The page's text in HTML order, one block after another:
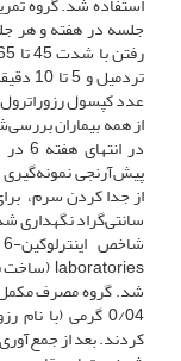
عدد کپسول رزوراترول 0/04 گرمی در صبح مصرف می‌کردند [
از همه بیماران
پیش‌آرنجی
سانتی‌گراد نگهداری